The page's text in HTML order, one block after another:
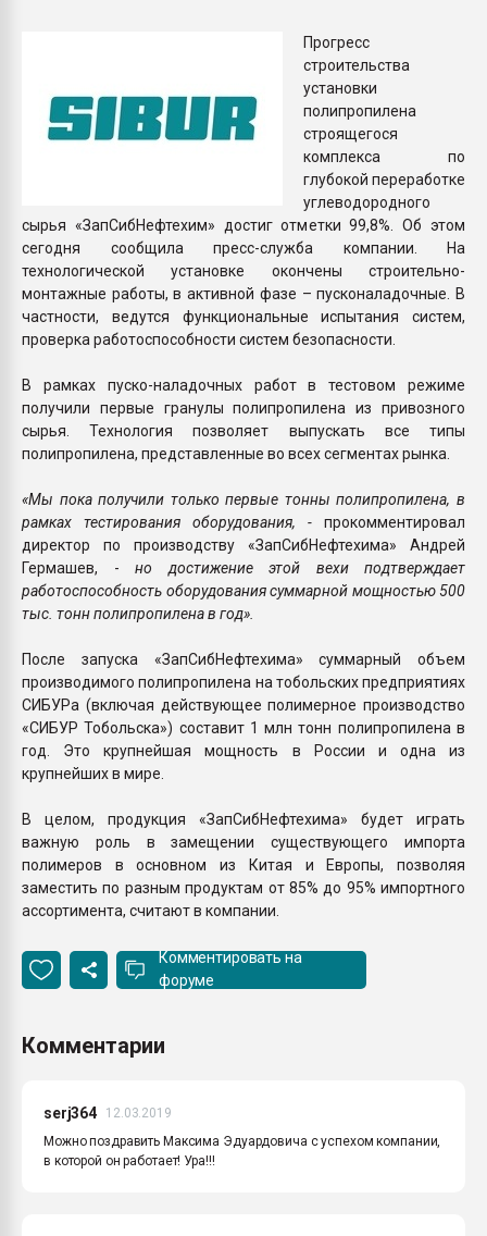
Прогресс
строительства
установки
полипропилена
строящегося
комплекса по
глубокой переработке
углеводородного
сырья «ЗапСибНефтехим» достиг отметки 99,8%. Об этом
сегодня сообщила пресс-служба компании. На
технологической установке окончены строительно-
монтажные работы, в активной фазе – пусконаладочные. В
частности, ведутся функциональные испытания систем,
проверка работоспособности систем безопасности.
В рамках пуско-наладочных работ в тестовом режиме
получили первые гранулы полипропилена из привозного
сырья. Технология позволяет выпускать все типы
полипропилена, представленные во всех сегментах рынка.
«Мы пока получили только первые тонны полипропилена, в
рамках тестирования оборудования, - прокомментировал
директор по производству «ЗапСибНефтехима» Андрей
Гермашев, - но достижение этой вехи подтверждает
работоспособность оборудования суммарной мощностью 500
тыс. тонн полипропилена в год».
После запуска «ЗапСибНефтехима» суммарный объем
производимого полипропилена на тобольских предприятиях
СИБУРа (включая действующее полимерное производство
«СИБУР Тобольска») составит 1 млн тонн полипропилена в
год. Это крупнейшая мощность в России и одна из
крупнейших в мире.
В целом, продукция «ЗапСибНефтехима» будет играть
важную роль в замещении существующего импорта
полимеров в основном из Китая и Европы, позволяя
заместить по разным продуктам от 85% до 95% импортного
ассортимента, считают в компании.
Комментировать на
форуме
Комментарии
serj364
12.03.2019
Можно поздравить Максима Эдуардовича с успехом компании,
в которой он работает! Ура!!!